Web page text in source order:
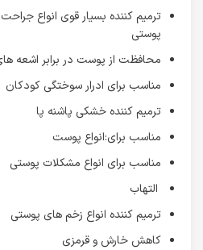
ترمیم کننده بسیار قوی انواع
پوستی
محافظت از پوست در برابر اشعه
مناسب برای ادرار سوختگی کودکان
ترمیم کننده خشکی پاشنه پا
مناسب برای:انواع پوست
مناسب برای انواع مشکلات پوستی
التهاب
ترمیم کننده انواع زخم های پوستی
کاهش خارش و قرمزی